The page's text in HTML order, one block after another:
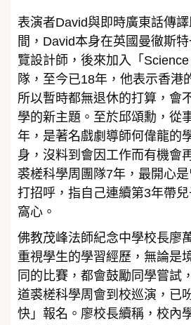
表演者David與即時廣東話傳
間，David本身在英國曼徹斯
覽設計師，後來加入「
隊，至今已18年，他表示香港
所以暫時都無退休的打算，會
學的新主題。至於邱頌勳，從
年，是著名戲劇導師何偉龍的
身，沒料到會因工作而有機會
裘槎科學周團隊7年，最開心
打招呼，指自己連續第3年帶
窩心。
佛教茂峰法師紀念中學校長廖
重視學生的學習經歷，無論是
同的比賽，都會鼓勵同學嘗試
道裘槎科學周會到校巡演，已
快」報名。廖校長續稱，校內